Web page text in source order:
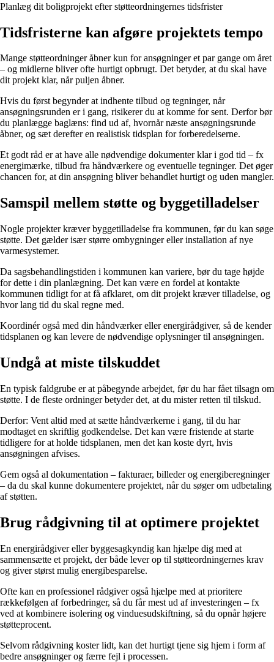
Planlæg dit boligprojekt efter støtteordningernes tidsfrister
Tidsfristerne kan afgøre projektets tempo
Mange støtteordninger åbner kun for ansøgninger et par gange om året
– og midlerne bliver ofte hurtigt opbrugt. Det betyder, at du skal have
dit projekt klar, når puljen åbner.
Hvis du først begynder at indhente tilbud og tegninger, når
ansøgningsrunden er i gang, risikerer du at komme for sent. Derfor bør
du planlægge baglæns: find ud af, hvornår næste ansøgningsrunde
åbner, og sæt derefter en realistisk tidsplan for forberedelserne.
Et godt råd er at have alle nødvendige dokumenter klar i god tid – fx
energimærke, tilbud fra håndværkere og eventuelle tegninger. Det øger
chancen for, at din ansøgning bliver behandlet hurtigt og uden mangler.
Samspil mellem støtte og byggetilladelser
Nogle projekter kræver byggetilladelse fra kommunen, før du kan søge
støtte. Det gælder især større ombygninger eller installation af nye
varmesystemer.
Da sagsbehandlingstiden i kommunen kan variere, bør du tage højde
for dette i din planlægning. Det kan være en fordel at kontakte
kommunen tidligt for at få afklaret, om dit projekt kræver tilladelse, og
hvor lang tid du skal regne med.
Koordinér også med din håndværker eller energirådgiver, så de kender
tidsplanen og kan levere de nødvendige oplysninger til ansøgningen.
Undgå at miste tilskuddet
En typisk faldgrube er at påbegynde arbejdet, før du har fået tilsagn om
støtte. I de fleste ordninger betyder det, at du mister retten til tilskud.
Derfor: Vent altid med at sætte håndværkerne i gang, til du har
modtaget en skriftlig godkendelse. Det kan være fristende at starte
tidligere for at holde tidsplanen, men det kan koste dyrt, hvis
ansøgningen afvises.
Gem også al dokumentation – fakturaer, billeder og energiberegninger
– da du skal kunne dokumentere projektet, når du søger om udbetaling
af støtten.
Brug rådgivning til at optimere projektet
En energirådgiver eller byggesagkyndig kan hjælpe dig med at
sammensætte et projekt, der både lever op til støtteordningernes krav
og giver størst mulig energibesparelse.
Ofte kan en professionel rådgiver også hjælpe med at prioritere
rækkefølgen af forbedringer, så du får mest ud af investeringen – fx
ved at kombinere isolering og vinduesudskiftning, så du opnår højere
støtteprocent.
Selvom rådgivning koster lidt, kan det hurtigt tjene sig hjem i form af
bedre ansøgninger og færre fejl i processen.